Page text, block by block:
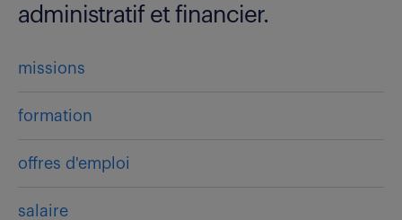
administratif et financier.
missions
formation
offres d'emploi
salaire